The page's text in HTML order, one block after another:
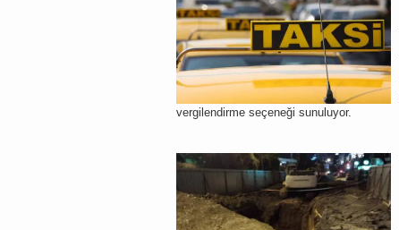
vergilendirme seçeneği sunuluyor.